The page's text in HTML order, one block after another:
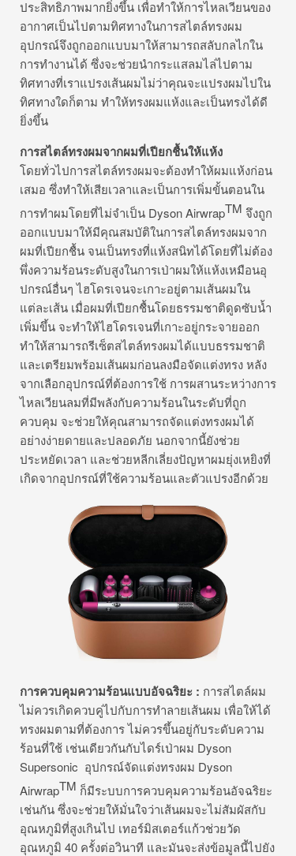
ประสิทธิภาพมากยิ่งขึ้น เพื่อทำให้การไหลเวียนของ
อากาศเป็นไปตามทิศทางในการสไตล์ทรงผม
อุปกรณ์จึงถูกออกแบบมาให้สามารถสลับกลไกใน
การทำงานได้ ซึ่งจะช่วยนำกระแสลมไล่ไปตาม
ทิศทางที่เราแปรงเส้นผมไม่ว่าคุณจะแปรงผมไปใน
ทิศทางใดก็ตาม ทำให้ทรงผมแห้งและเป็นทรงได้ดี
ยิ่งขึ้น
การสไตล์ทรงผมจากผมที่เปียกชื้นให้แห้ง
โดยทั่วไปการสไตล์ทรงผมจะต้องทำให้ผมแห้งก่อน
เสมอ ซึ่งทำให้เสียเวลาและเป็นการเพิ่มขั้นตอนใน
การทำผมโดยที่ไม่จำเป็น Dyson AirwrapTM จึงถูก
ออกแบบมาให้มีคุณสมบัติในการสไตล์ทรงผมจาก
ผมที่เปียกชื้น จนเป็นทรงที่แห้งสนิทได้โดยที่ไม่ต้อง
พึ่งความร้อนระดับสูงในการเป่าผมให้แห้งเหมือนอุ
ปกรณ์อื่นๆ ไฮโดรเจนจะเกาะอยู่ตามเส้นผมใน
แต่ละเส้น เมื่อผมที่เปียกชื้นโดยธรรมชาติดูดซับน้ำ
เพิ่มขึ้น จะทำให้ไฮโดรเจนที่เกาะอยู่กระจายออก
ทำให้สามารถรีเซ็ตสไตล์ทรงผมได้แบบธรรมชาติ
และเตรียมพร้อมเส้นผมก่อนลงมือจัดแต่งทรง หลัง
จากเลือกอุปกรณ์ที่ต้องการใช้ การผสานระหว่างการ
ไหลเวียนลมที่มีพลังกับความร้อนในระดับที่ถูก
ควบคุม จะช่วยให้คุณสามารถจัดแต่งทรงผมได้
อย่างง่ายดายและปลอดภัย นอกจากนี้ยังช่วย
ประหยัดเวลา และช่วยหลีกเลี่ยงปัญหาผมยุ่งเหยิงที่
เกิดจากอุปกรณ์ที่ใช้ความร้อนและตัวแปรงอีกด้วย
การควบคุมความร้อนแบบอัจฉริยะ : การสไตล์ผม
ไม่ควรเกิดควบคู่ไปกับการทำลายเส้นผม เพื่อให้ได้
ทรงผมตามที่ต้องการ ไม่ควรขึ้นอยู่กับระดับความ
ร้อนที่ใช้ เช่นเดียวกันกับไดร์เป่าผม Dyson
Supersonic อุปกรณ์จัดแต่งทรงผม Dyson
AirwrapTM ก็มีระบบการควบคุมความร้อนอัจฉริยะ
เช่นกัน ซึ่งจะช่วยให้มั่นใจว่าเส้นผมจะไม่สัมผัสกับ
อุณหภูมิที่สูงเกินไป เทอร์มิสเตอร์แก้วช่วยวัด
อุณหภูมิ 40 ครั้งต่อวินาที และมันจะส่งข้อมูลนี้ไปยัง